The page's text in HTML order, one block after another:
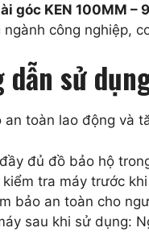
góc KEN 100MM –
công nghiệp,
dẫn sử
an toàn lao động và
đủ đồ bảo hộ
tra máy trước
bảo an toàn cho
sau khi sử dụng: